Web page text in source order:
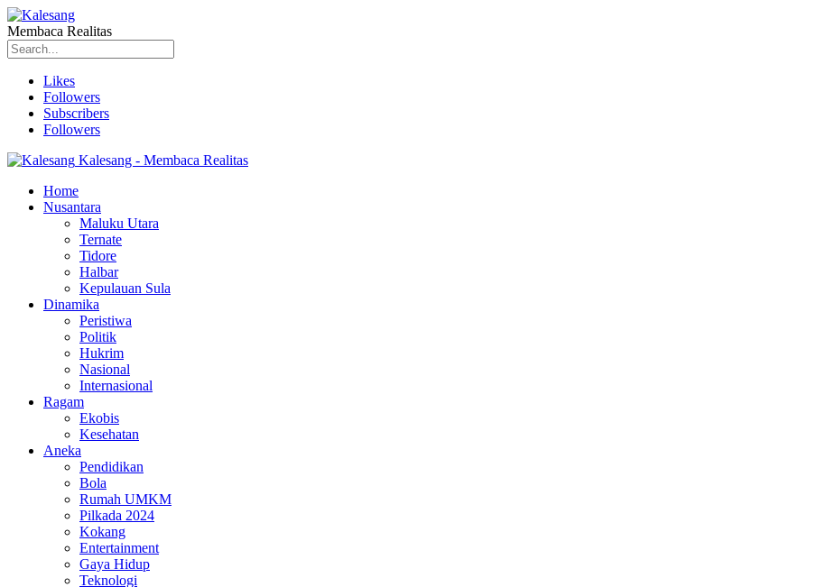
Membaca Realitas
Likes
Followers
Subscribers
Followers
Kalesang - Membaca Realitas
Home
Nusantara
Maluku Utara
Ternate
Tidore
Halbar
Kepulauan Sula
Dinamika
Peristiwa
Politik
Hukrim
Nasional
Internasional
Ragam
Ekobis
Kesehatan
Aneka
Pendidikan
Bola
Rumah UMKM
Pilkada 2024
Kokang
Entertainment
Gaya Hidup
Teknologi